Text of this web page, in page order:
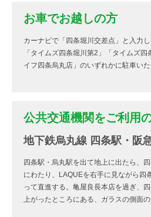
お車でお越しの方
カーナビで「四条堀川交差点」と入力し
「タイムズ四条堀川第2」「タイムズ
イフ四条烏丸店」のいずれかに駐車いた
公共交通機関をご利用
地下鉄烏丸線 四条駅・阪
四条駅・烏丸駅を出て地上に出たら、
にわたり、LAQUEを右手に見ながら四
って直進する。亀屋良長本店を過ぎ、
上がったところにある、ガラスの側面の